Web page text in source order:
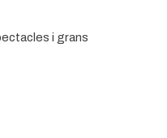
i grans